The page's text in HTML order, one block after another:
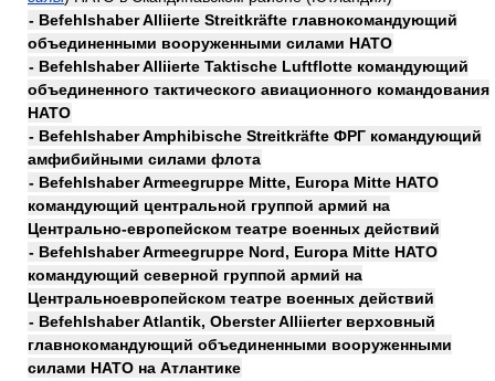
- Befehlshaber Alliierte Streitkräfte главнокомандующий
объединенными вооруженными силами НАТО
- Befehlshaber Alliierte Taktische Luftflotte командующий
объединенного тактического авиационного командования
НАТО
- Befehlshaber Amphibische Streitkräfte ФРГ командующий
амфибийными силами флота
- Befehlshaber Armeegruppe Mitte, Europa Mitte НАТО
командующий центральной группой армий на
Центрально-европейском театре военных действий
- Befehlshaber Armeegruppe Nord, Europa Mitte НАТО
командующий северной группой армий на
Центральноевропейском театре военных действий
- Befehlshaber Atlantik, Oberster Alliierter верховный
главнокомандующий объединенными вооруженными
силами НАТО на Атлантике